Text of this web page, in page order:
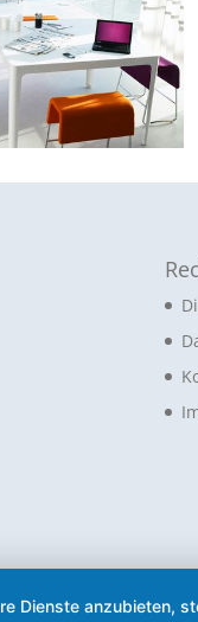
Dienste